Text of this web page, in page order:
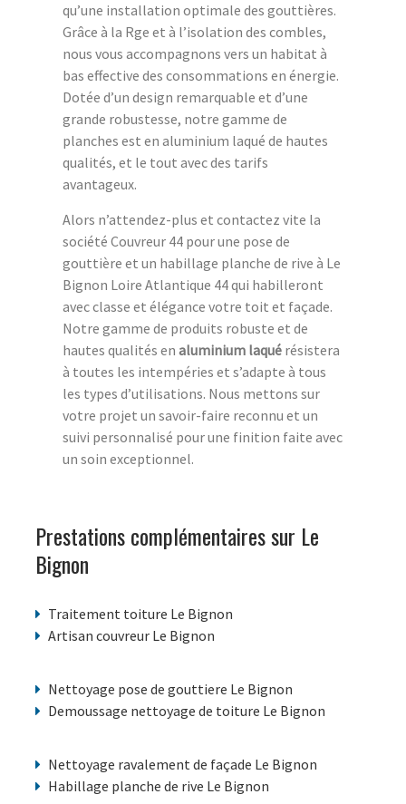
qu’une installation optimale des gouttières.
Grâce à la Rge et à l’isolation des combles,
nous vous accompagnons vers un habitat à
bas effective des consommations en énergie.
Dotée d’un design remarquable et d’une
grande robustesse, notre gamme de
planches est en aluminium laqué de hautes
qualités, et le tout avec des tarifs
avantageux.
Alors n’attendez-plus et contactez vite la
société Couvreur 44 pour une pose de
gouttière et un habillage planche de rive à Le
Bignon Loire Atlantique 44 qui habilleront
avec classe et élégance votre toit et façade.
Notre gamme de produits robuste et de
hautes qualités en aluminium laqué résistera
à toutes les intempéries et s’adapte à tous
les types d’utilisations. Nous mettons sur
votre projet un savoir-faire reconnu et un
suivi personnalisé pour une finition faite avec
un soin exceptionnel.
Prestations complémentaires sur Le
Bignon
Traitement toiture Le Bignon
Artisan couvreur Le Bignon
Nettoyage pose de gouttiere Le Bignon
Demoussage nettoyage de toiture Le Bignon
Nettoyage ravalement de façade Le Bignon
Habillage planche de rive Le Bignon